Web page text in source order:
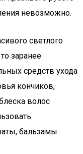
невозможно.
светлого
заранее
средств ухода
кончиков,
волос
бальзамы.